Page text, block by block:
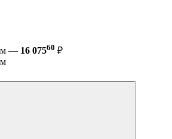
м — 16 07560 ₽